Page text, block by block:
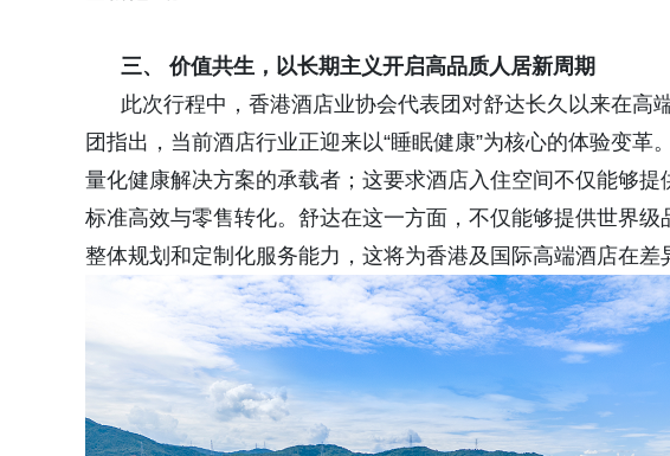
三、 价值共生，以长期主义开启高品质人居新周期
此次行程中，香港酒店业协会代表团对舒达长久以来在高
团指出，当前酒店行业正迎来以“睡眠健康”为核心的体验变
量化健康解决方案的承载者；这要求酒店入住空间不仅能够
标准高效与零售转化。舒达在这一方面，不仅能够提供世界
整体规划和定制化服务能力，这将为香港及国际高端酒店在差